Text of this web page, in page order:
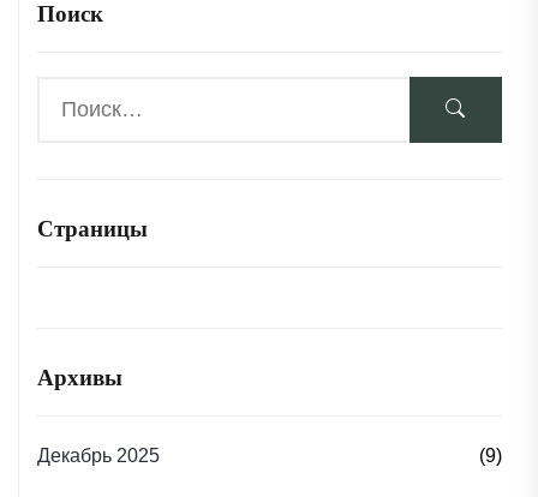
Поиск
Страницы
Архивы
Декабрь 2025 (9)